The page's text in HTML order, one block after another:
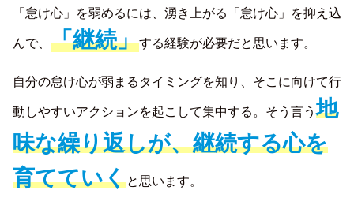
「怠け心」を弱めるには、湧き上がる「怠け心」を抑え込
んで、 「継続」する経験が必要だと思います。
自分の怠け心が弱まるタイミングを知り、そこに向けて行
動しやすいアクションを起こして集中する。そう言う地
味な繰り返しが、継続する心を
育てていくと思います。